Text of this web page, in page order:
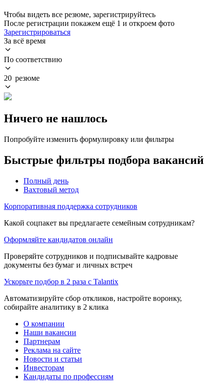
Чтобы видеть все резюме, зарегистрируйтесь
После регистрации покажем ещё 1 и откроем фото
Зарегистрироваться
За всё время
По соответствию
20 резюме
Ничего не нашлось
Попробуйте изменить формулировку или фильтры
Быстрые фильтры подбора вакансий
Полный день
Вахтовый метод
Корпоративная поддержка сотрудников
Какой соцпакет вы предлагаете семейным сотрудникам?
Оформляйте кандидатов онлайн
Проверяйте сотрудников и подписывайте кадровые
документы без бумаг и личных встреч
Ускорьте подбор в 2 раза с Talantix
Автоматизируйте сбор откликов, настройте воронку,
собирайте аналитику в 2 клика
О компании
Наши вакансии
Партнерам
Реклама на сайте
Новости и статьи
Инвесторам
Кандидаты по профессиям